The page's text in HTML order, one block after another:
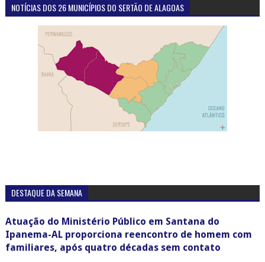
NOTÍCIAS DOS 26 MUNICÍPIOS DO SERTÃO DE ALAGOAS
DESTAQUE DA SEMANA
Atuação do Ministério Público em Santana do
Ipanema-AL proporciona reencontro de homem com
familiares, após quatro décadas sem contato